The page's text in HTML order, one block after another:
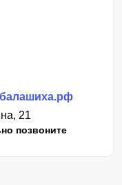
21
позвоните